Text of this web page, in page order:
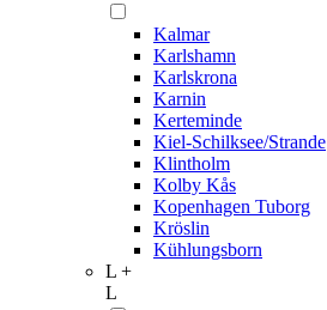
Kalmar
Karlshamn
Karlskrona
Karnin
Kerteminde
Kiel-Schilksee/Strande
Klintholm
Kolby Kås
Kopenhagen Tuborg
Kröslin
Kühlungsborn
L +
L